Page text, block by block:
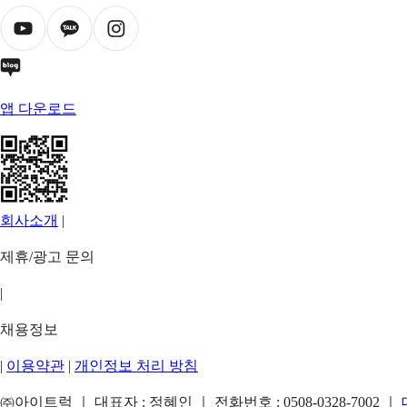
앱 다운로드
회사소개 |
제휴/광고 문의
|
채용정보
| 이용약관 | 개인정보 처리 방침
㈜아이트럭 ｜ 대표자 : 정혜인 ｜ 전화번호 : 0508-0328-7002